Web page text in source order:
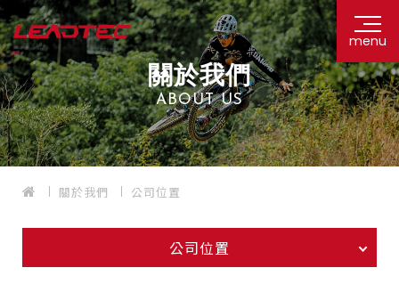
menu
關於我們
ABOUT US
關於我們 公司位置
公司位置